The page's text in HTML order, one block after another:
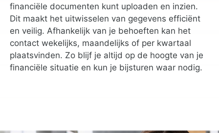
financiële documenten kunt uploaden en inzien.
Dit maakt het uitwisselen van gegevens efficiënt
en veilig. Afhankelijk van je behoeften kan het
contact wekelijks, maandelijks of per kwartaal
plaatsvinden. Zo blijf je altijd op de hoogte van je
financiële situatie en kun je bijsturen waar nodig.